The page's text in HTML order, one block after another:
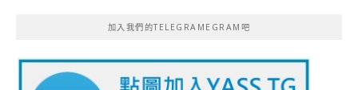
加入我們的TELEGRAMEGRAM吧